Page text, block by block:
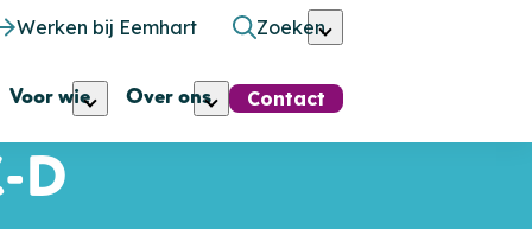
Werken bij Eemhart Zoeken
Voor wie Over ons Contact
D